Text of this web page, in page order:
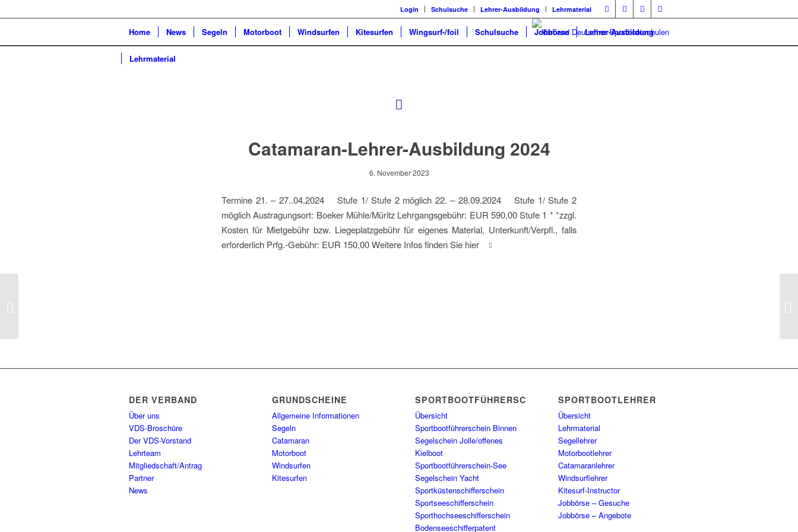
Login Schulsuche Lehrer-Ausbildung Lehrmaterial
Home News Segeln Motorboot Windsurfen Kitesurfen Wingsurf-/foil Schulsuche Jobbörse Lehrer-Ausbildung
Lehrmaterial
Catamaran-Lehrer-Ausbildung 2024
6. November 2023
Termine 21. – 27..04.2024 Stufe 1/ Stufe 2 möglich 22. – 28.09.2024 Stufe 1/ Stufe 2
möglich Austragungsort: Boeker Mühle/Müritz Lehrgangsgebühr: EUR 590,00 Stufe 1 * *zzgl.
Kosten für Mietgebühr bzw. Liegeplatzgebühr für eigenes Material, Unterkunft/Verpfl., falls
erforderlich Prfg.-Gebühr: EUR 150,00 Weitere Infos finden Sie hier
DER VERBAND
Über uns
VDS-Broschüre
Der VDS-Vorstand
Lehrteam
Mitgliedschaft/Antrag
Partner
News
GRUNDSCHEINE
Allgemeine Informationen
Segeln
Catamaran
Motorboot
Windsurfen
Kitesurfen
SPORTBOOTFÜHRERSCHEINE
Übersicht
Sportbootführerschein Binnen
Segelschein Jolle/offenes
Kielboot
Sportbootführerschein-See
Segelschein Yacht
Sportküstenschifferschein
Sportseeschifferschein
Sporthochseeschifferschein
Bodenseeschifferpatent
SPORTBOOTLEHRER
Übersicht
Lehrmaterial
Segellehrer
Motorbootlehrer
Catamaranlehrer
Windsurflehrer
Kitesurf-Instructor
Jobbörse – Gesuche
Jobbörse – Angebote